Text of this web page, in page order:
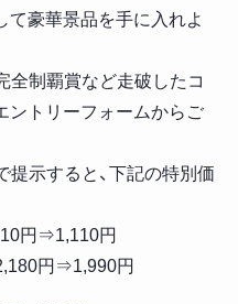
て豪華景品を手に入れよ
全制覇賞など走破したコ
ントリーフォームからご
提示すると、下記の特別価
⇒1,110円
円